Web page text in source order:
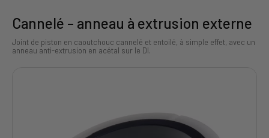
Cannelé – anneau à extrusion externe
Joint de piston en caoutchouc cannelé et entoilé, à simple effet, avec un
anneau anti-extrusion en acétal sur le DI.